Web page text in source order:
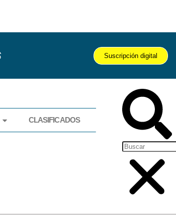
Suscripción digital
CLASIFICADOS